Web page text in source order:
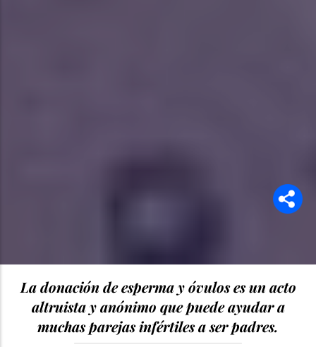
La donación de esperma y óvulos es un acto
altruista y anónimo que puede ayudar a
muchas parejas infértiles a ser padres.